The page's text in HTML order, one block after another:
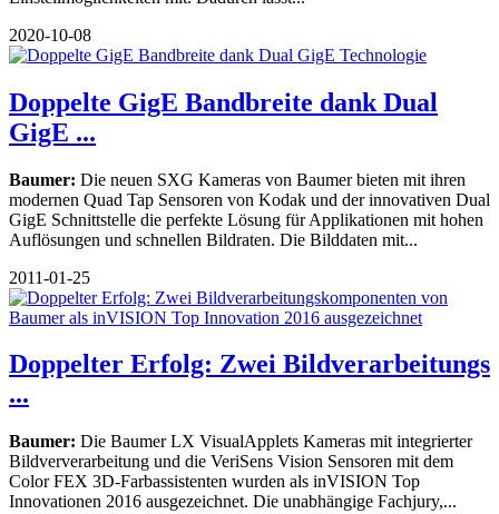
2020-10-08
Doppelte GigE Bandbreite dank Dual
GigE ...
Baumer: Die neuen SXG Kameras von Baumer bieten mit ihren
modernen Quad Tap Sensoren von Kodak und der innovativen Dual
GigE Schnittstelle die perfekte Lösung für Applikationen mit hohen
Auflösungen und schnellen Bildraten. Die Bilddaten mit...
2011-01-25
Doppelter Erfolg: Zwei Bildverarbeitungs
...
Baumer: Die Baumer LX VisualApplets Kameras mit integrierter
Bildververarbeitung und die VeriSens Vision Sensoren mit dem
Color FEX 3D-Farbassistenten wurden als inVISION Top
Innovationen 2016 ausgezeichnet. Die unabhängige Fachjury,...